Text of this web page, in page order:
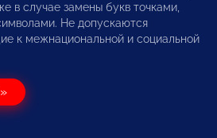
в случае замены букв точками,
Не допускаются
к межнациональной и социальной